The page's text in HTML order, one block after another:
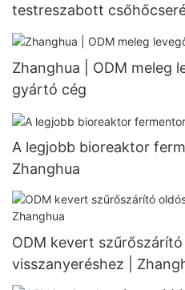
testreszabott
hőcserélőhöz
Zhanghua | ODM meleg
gyártó cég
A legjobb bioreaktor
Zhanghua
ODM kevert
visszanyeréshez |